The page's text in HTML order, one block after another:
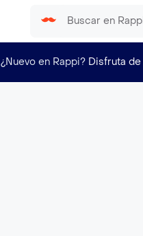
¿Nuevo en Rappi? Disfruta de